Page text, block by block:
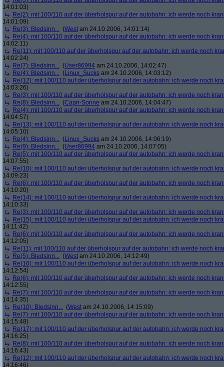
14:01:03)
Re(2): mit 100/110 auf der überholspur auf der autobahn: ich werde noch
14:01:09)
Re(3): Bledsinn... (West am 24.10.2006, 14:01:14)
Re(4): mit 100/110 auf der überholspur auf der autobahn: ich werde noch
14:02:11)
Re(11): mit 100/110 auf der überholspur auf der autobahn: ich werde noch
14:02:24)
Re(7): Bledsinn... (User86994 am 24.10.2006, 14:02:47)
Re(4): Bledsinn... (Linux_Sucks am 24.10.2006, 14:03:12)
Re(12): mit 100/110 auf der überholspur auf der autobahn: ich werde noch
14:03:26)
Re(3): mit 100/110 auf der überholspur auf der autobahn: ich werde noch
Re(8): Bledsinn... (Capri-Sonne am 24.10.2006, 14:04:47)
Re(4): mit 100/110 auf der überholspur auf der autobahn: ich werde noch
14:04:57)
Re(13): mit 100/110 auf der überholspur auf der autobahn: ich werde noch
14:05:10)
Re(4): Bledsinn... (Linux_Sucks am 24.10.2006, 14:06:19)
Re(9): Bledsinn... (User86994 am 24.10.2006, 14:07:05)
Re(5): mit 100/110 auf der überholspur auf der autobahn: ich werde noch
14:07:55)
Re(10): mit 100/110 auf der überholspur auf der autobahn: ich werde noch
14:09:23)
Re(6): mit 100/110 auf der überholspur auf der autobahn: ich werde noch
14:10:20)
Re(14): mit 100/110 auf der überholspur auf der autobahn: ich werde noch
14:10:33)
Re(3): mit 100/110 auf der überholspur auf der autobahn: ich werde noch
Re(15): mit 100/110 auf der überholspur auf der autobahn: ich werde noch
14:11:42)
Re(6): mit 100/110 auf der überholspur auf der autobahn: ich werde noch
14:12:05)
Re(11): mit 100/110 auf der überholspur auf der autobahn: ich werde noch
Re(5): Bledsinn... (West am 24.10.2006, 14:12:49)
Re(16): mit 100/110 auf der überholspur auf der autobahn: ich werde noch
14:12:54)
Re(6): mit 100/110 auf der überholspur auf der autobahn: ich werde noch
14:12:55)
Re(7): mit 100/110 auf der überholspur auf der autobahn: ich werde noch
14:14:35)
Re(10): Bledsinn... (West am 24.10.2006, 14:15:09)
Re(7): mit 100/110 auf der überholspur auf der autobahn: ich werde noch
14:15:48)
Re(17): mit 100/110 auf der überholspur auf der autobahn: ich werde noch
14:16:25)
Re(8): mit 100/110 auf der überholspur auf der autobahn: ich werde noch
14:16:43)
Re(12): mit 100/110 auf der überholspur auf der autobahn: ich werde noch
14:16:46)